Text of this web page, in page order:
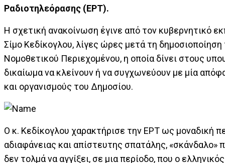
Ραδιοτηλεόρασης (ΕΡΤ).
Η σχετική ανακοίνωση έγινε από τον κυβερνητικό
Σίμο Κεδίκογλου, λίγες ώρες μετά τη
Νομοθετικού Περιεχομένου, η οποία δίνει στους
δικαίωμα να κλείνουν ή να συγχωνεύουν με μία
και οργανισμούς του Δημοσίου.
Ο κ. Κεδίκογλου χαρακτήρισε την ΕΡΤ ως μοναδική
αδιαφάνειας και απίστευτης σπατάλης, «σκάνδαλο»
δεν τολμά να αγγίξει, σε μια περίοδο, που ο